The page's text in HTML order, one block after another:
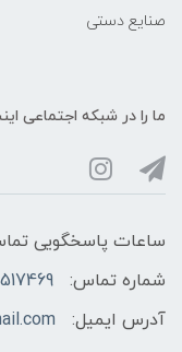
صنایع دستی
ما را در شبکه‌ اجتماعی
ساعات پاسخگویی تماس 9 صبح الی
شماره تماس:
09910517469 و
آدرس ایمیل: